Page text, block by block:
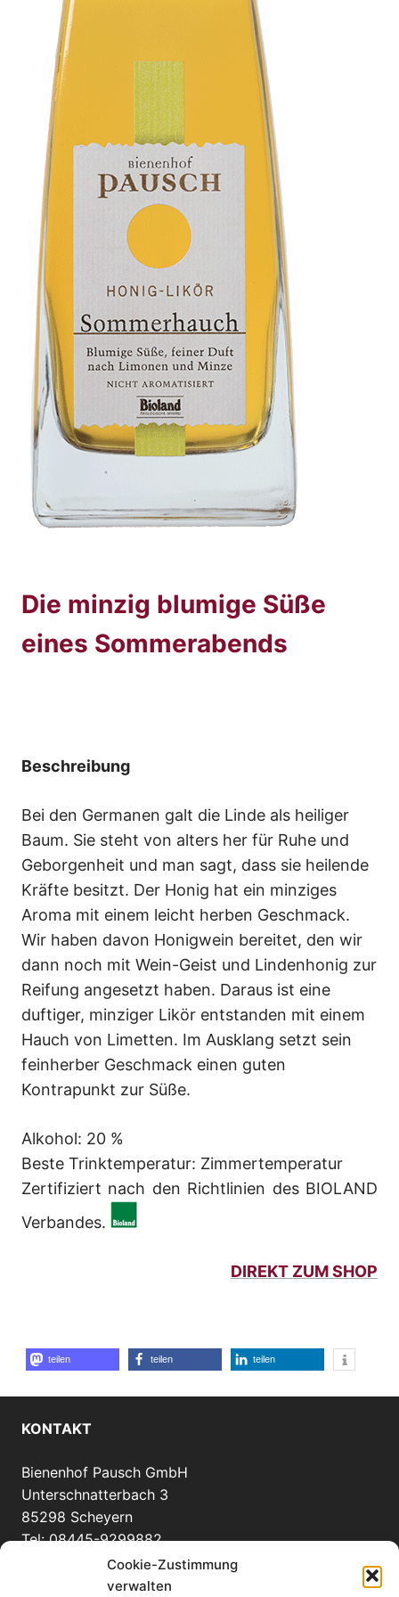
Cookie-Zustimmung
verwalten
Die minzig blumige Süße
eines Sommerabends
Beschreibung
Bei den Germanen galt die Linde als heiliger
Baum. Sie steht von alters her für Ruhe und
Geborgenheit und man sagt, dass sie heilende
Kräfte besitzt. Der Honig hat ein minziges
Aroma mit einem leicht herben Geschmack.
Wir haben davon Honigwein bereitet, den wir
dann noch mit Wein-Geist und Lindenhonig zur
Reifung angesetzt haben. Daraus ist eine
duftiger, minziger Likör entstanden mit einem
Hauch von Limetten. Im Ausklang setzt sein
feinherber Geschmack einen guten
Kontrapunkt zur Süße.
Alkohol: 20 %
Beste Trinktemperatur: Zimmertemperatur
Zertifiziert nach den Richtlinien des BIOLAND
Verbandes.
DIREKT ZUM SHOP
teilen teilen teilen
KONTAKT
Bienenhof Pausch GmbH
Unterschnatterbach 3
85298 Scheyern
Tel: 08445-9299882
info(at)bienenhof-pausch.de